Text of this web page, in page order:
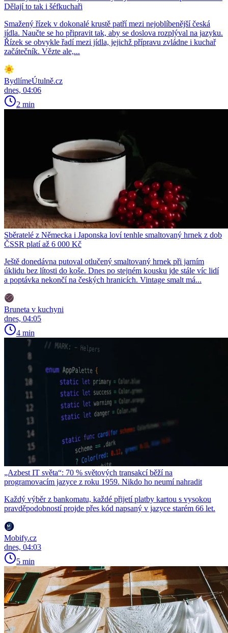
Dělají to tak i šéfkuchaři
Smažený řízek v dokonalé krustě patří mezi nejoblíbenější česká
jídla. Naučte se ho připravit tak, aby se doslova rozplýval na jazyku.
Řízek se obvykle řadí mezi jídla, jejichž přípravu zvládne i kuchař
začátečník. Vězte ale,...
BydlímeÚtulně.cz
dnes, 04:06
2 min
Sběratelé z Německa i Japonska loví tenhle smaltovaný hrnek z dob
ČSSR platí až 6 000 Kč
Ještě donedávna putoval otlučený smaltovaný hrnek při jarním
úklidu bez lítosti do koše. Dnes po stejném kousku jde stále víc lidí
a poptávka nekončí na českých hranicích. Vintage smalt má...
Bruneta v kuchyni
dnes, 04:05
4 min
„Azbest IT světa“: 70 % světových transakcí běží na
programovacím jazyce z roku 1959. Nikdo ho neumí nahradit
Každý výběr z bankomatu, každé přijetí platby kartou s vysokou
pravděpodobností projde přes kód napsaný v jazyce starém 66 let.
Mobify.cz
dnes, 04:03
5 min